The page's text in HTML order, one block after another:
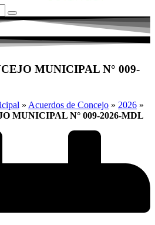
MUNICIPAL N° 009-
» Acuerdos de Concejo » 2026 »
MUNICIPAL N° 009-2026-MDL